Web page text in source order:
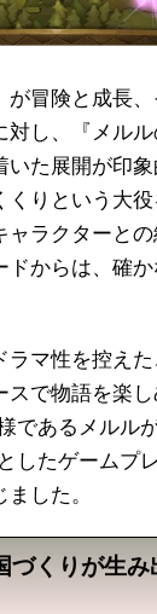
が冒険と成長
対し、『メル
いた展開が印
くりという大
ャラクターと
からは、確か
ラマ性を控え
スで物語を楽
であるメルル
したゲームプ
した。
づくりが生